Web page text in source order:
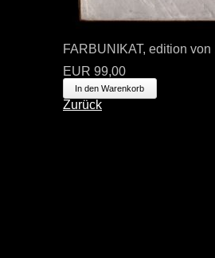
FARBUNIKAT, edition
EUR 99,00
Zurück